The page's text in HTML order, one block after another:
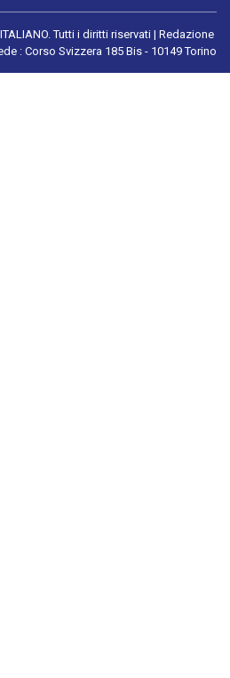
Tutti i diritti riservati | Redazione
: Corso Svizzera 185 Bis - 10149 Torino